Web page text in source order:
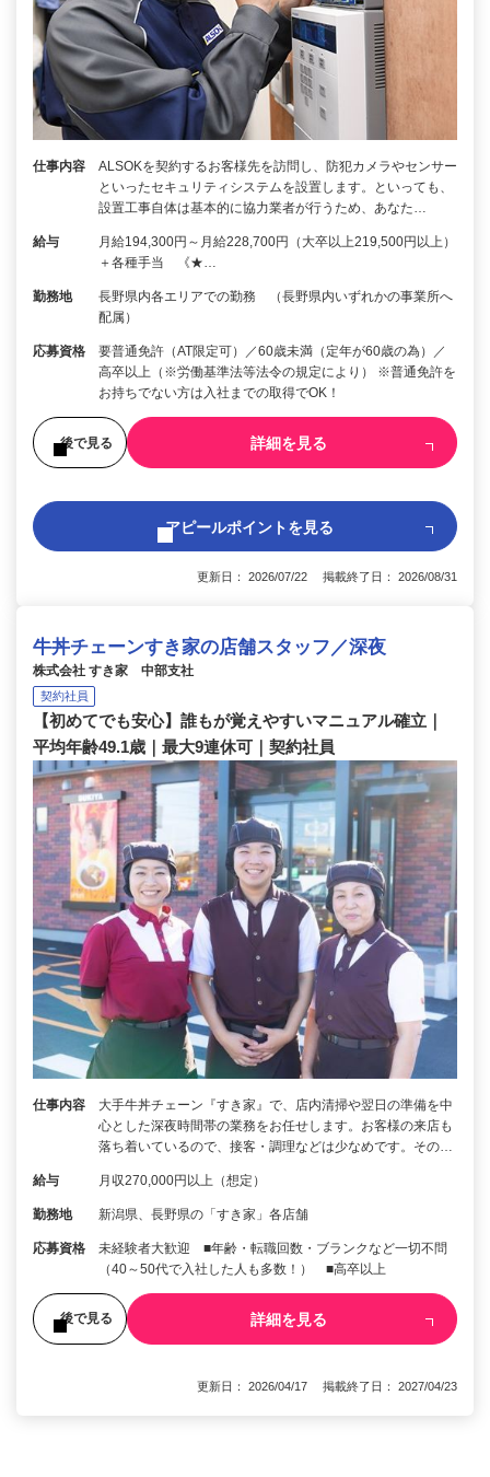
仕事内容
ALSOKを契約するお客様先を訪問し、防犯カメラやセンサー
といったセキュリティシステムを設置します。といっても、
設置工事自体は基本的に協力業者が行うため、あなた…
給与
月給194,300円～月給228,700円（大卒以上219,500円以上）
＋各種手当 《★…
勤務地
長野県内各エリアでの勤務 （長野県内いずれかの事業所へ
配属）
応募資格
要普通免許（AT限定可）／60歳未満（定年が60歳の為）／
高卒以上（※労働基準法等法令の規定により） ※普通免許を
お持ちでない方は入社までの取得でOK！
後で見る 詳細を見る
アピールポイントを見る
更新日： 2026/07/22 掲載終了日： 2026/08/31
牛丼チェーンすき家の店舗スタッフ／深夜
株式会社 すき家 中部支社
契約社員
【初めてでも安心】誰もが覚えやすいマニュアル確立｜
平均年齢49.1歳｜最大9連休可｜契約社員
仕事内容
大手牛丼チェーン『すき家』で、店内清掃や翌日の準備を中
心とした深夜時間帯の業務をお任せします。お客様の来店も
落ち着いているので、接客・調理などは少なめです。その…
給与 月収270,000円以上（想定）
勤務地 新潟県、長野県の「すき家」各店舗
応募資格
未経験者大歓迎 ■年齢・転職回数・ブランクなど一切不問
（40～50代で入社した人も多数！） ■高卒以上
後で見る 詳細を見る
更新日： 2026/04/17 掲載終了日： 2027/04/23